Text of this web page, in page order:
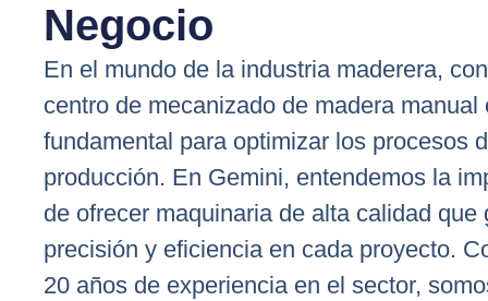
Negocio
En el mundo de la industria maderera,
centro de mecanizado de madera manual
fundamental para optimizar los procesos
producción. En Gemini, entendemos la
de ofrecer maquinaria de alta calidad que
precisión y eficiencia en cada proyecto.
20 años de experiencia en el sector,